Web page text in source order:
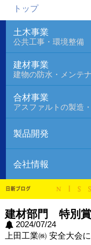
トップ
土木事業
公共工事・環境整備
建材事業
建物の防水・メンテ
合材事業
アスファルトの製造
製品開発
会社情報
建材部門 特別賞
2024/07/24
上田工業㈱ 安全大会